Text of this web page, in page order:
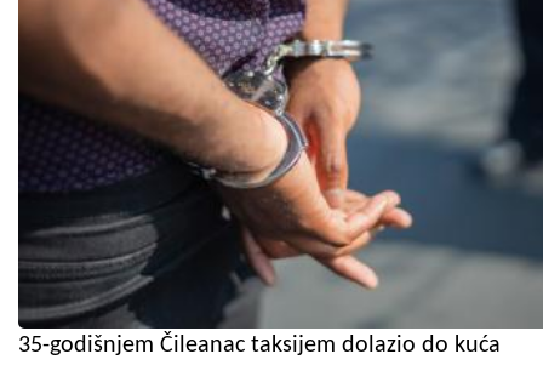
35-godišnjem Čileanac taksijem dolazio do kuća